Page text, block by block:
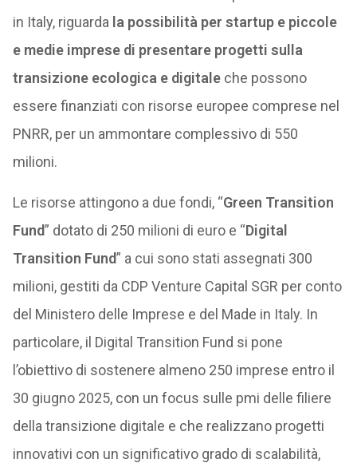
in Italy, riguarda la possibilità per startup e piccole
e medie imprese di presentare progetti sulla
transizione ecologica e digitaleche possono
essere finanziati con risorse europee comprese nel
PNRR, per un ammontare complessivo di 550
milioni.
Le risorse attingono a due fondi, “Green Transition
Fund” dotato di 250 milioni di euro e “Digital
Transition Fund” a cui sono stati assegnati 300
milioni, gestiti da CDP Venture Capital SGR per conto
del Ministero delle Imprese e del Made in Italy. In
particolare, il Digital Transition Fund si pone
l’obiettivo di sostenere almeno 250 imprese entro il
30 giugno 2025, con un focus sulle pmi delle filiere
della transizione digitale e che realizzano progetti
innovativi con un significativo grado di scalabilità,